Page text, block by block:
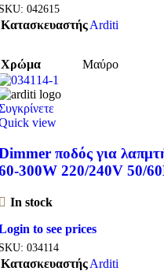
042615
ΚατασκευαστήςArditi
Χρώμα Μαύρο
view
ποδός για
300W 220/240V 50/
In stock
to see prices
034114
ΚατασκευαστήςArditi